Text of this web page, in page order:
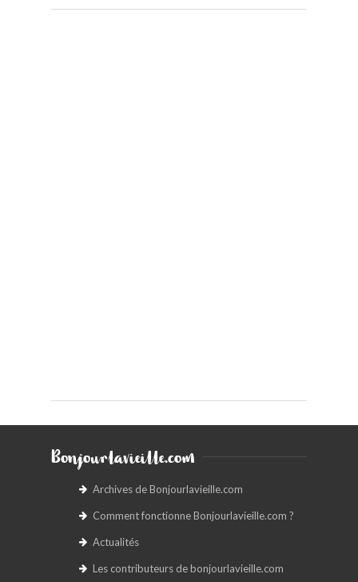
Bonjourlavieille.com
Archives de Bonjourlavieille.com
Comment fonctionne Bonjourlavieille.com ?
Actualités
Les contributeurs de bonjourlavieille.com